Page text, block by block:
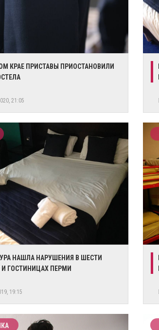
КРАЕ ПРИСТАВЫ ПРИОСТАНОВИЛИ
21:05
НАШЛА НАРУШЕНИЯ В ШЕСТИ
И ГОСТИНИЦАХ ПЕРМИ
19:15